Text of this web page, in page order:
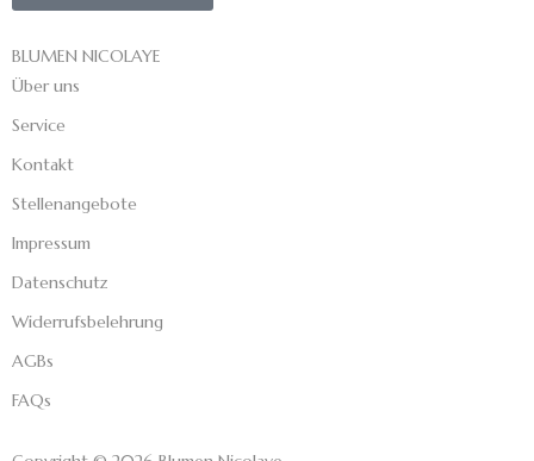
BLUMEN NICOLAYE
Über uns
Service
Kontakt
Stellenangebote
Impressum
Datenschutz
Widerrufsbelehrung
AGBs
FAQs